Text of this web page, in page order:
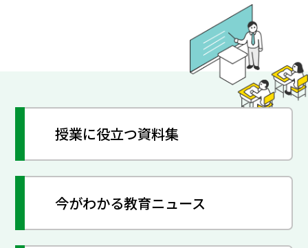
授業に役立つ資料集
今がわかる教育ニュース